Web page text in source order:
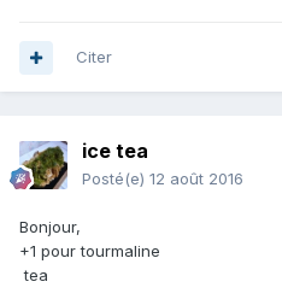
Citer
ice tea
Posté(e) 12 août 2016
Bonjour,
+1 pour tourmaline
tea